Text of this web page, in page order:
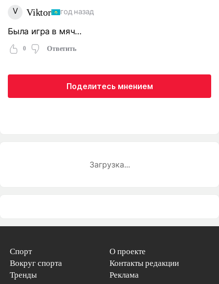
V Viktor год назад
Была игра в мяч…
0 Ответить
Поделитесь мнением
Загрузка...
Спорт
Вокруг спорта
Тренды
О проекте
Контакты редакции
Реклама